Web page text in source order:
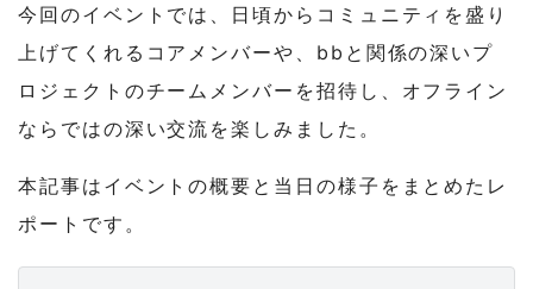
今回のイベントでは、日頃からコミュニティを盛り
上げてくれるコアメンバーや、bbと関係の深いプ
ロジェクトのチームメンバーを招待し、オフライン
ならではの深い交流を楽しみました。
本記事はイベントの概要と当日の様子をまとめたレ
ポートです。